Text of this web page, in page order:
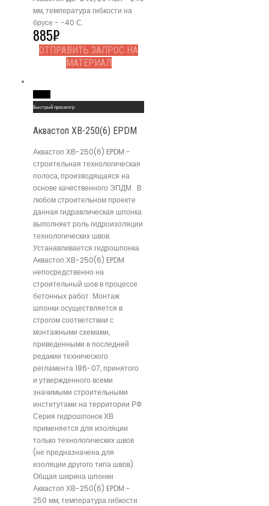
мм, температура гибкости на
брусе - -40 С.
885₽
ОТПРАВИТЬ ЗАПРОС НА
МАТЕРИАЛ
Быстрый просмотр
Аквастоп ХВ-250(6) EPDM
Аквастоп ХВ-250(6) EPDM -
строительная технологическая
полоса, производящаяся на
основе качественного ЭПДМ . В
любом строительном проекте
данная гидравлическая шпонка
выполняет роль гидроизоляции
технологических швов.
Устанавливается гидрошпонка
Аквастоп ХВ-250(6) EPDM
непосредственно на
строительный шов в процессе
бетонных работ. Монтаж
шпонки осуществляется в
строгом соответствии с
монтажными схемами,
приведенными в последней
редакии технического
регламента 186-07, принятого
и утвержденного всеми
значимыми строительными
институтами на территории РФ.
Серия гидрошпонок ХВ
применяется для изоляции
только технологических швов
(не предназначена для
изоляции другого типа швов).
Общая ширина шпонки
Аквастоп ХВ-250(6) EPDM -
250 мм, температура гибкости